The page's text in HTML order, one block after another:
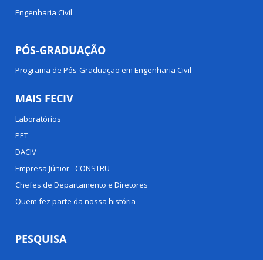
Engenharia Civil
PÓS-GRADUAÇÃO
Programa de Pós-Graduação em Engenharia Civil
MAIS FECIV
Laboratórios
PET
DACIV
Empresa Júnior - CONSTRU
Chefes de Departamento e Diretores
Quem fez parte da nossa história
PESQUISA